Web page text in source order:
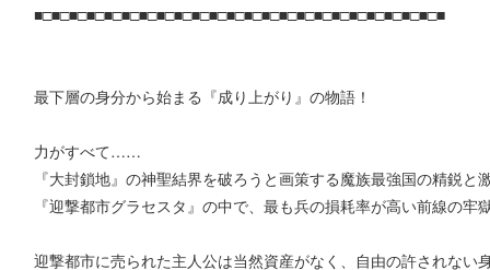
■□■□■□■□■□■□■□■□■□■□■□■□■□■□■□■□■□■□■□■□■□■□■□■
最下層の身分から始まる『成り上がり』の物語！
力がすべて……
『大封鎖地』の神聖結界を破ろうと画策する魔族最強国の精鋭と
『迎撃都市グラセスタ』の中で、最も兵の損耗率が高い前線の
迎撃都市に売られた主人公は当然資産がなく、自由の許されない